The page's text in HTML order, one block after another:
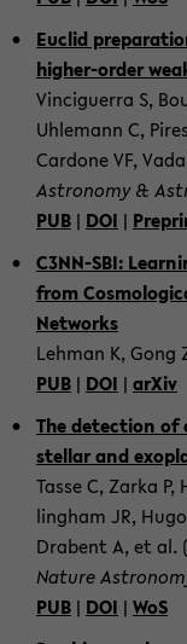
Euclid
higher-​order
Vin­ci­guer­ra S,
Uh­le­mann C,
Car­do­ne VF,
As­tro­no­my &
PUB | DOI |
C3NN-​SBI:
from
Net­works
Leh­man K, Gong
PUB | DOI | arXiv
The de­tec­tion of
stel­lar and
Tasse C, Zarka
ling­ham JR,
Dra­bent A, et al.
Na­tu­re
PUB | DOI | WoS